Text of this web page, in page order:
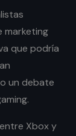
marketing
que podría
un debate
Xbox y